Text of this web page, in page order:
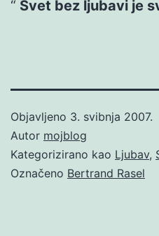
Svet bez ljubavi je
Objavljeno 3. svibnja 2007.
Autor mojblog
Kategorizirano kao Ljubav,
Označeno Bertrand Rasel